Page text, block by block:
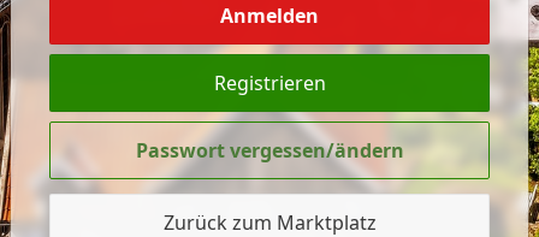
Anmelden
Registrieren
Passwort vergessen/ändern
Zurück zum Marktplatz